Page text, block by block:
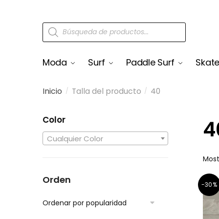
Moda Surf Paddle Surf
Inicio / Talla del producto / 40
-30%
Color
Cualquier Color
Orden